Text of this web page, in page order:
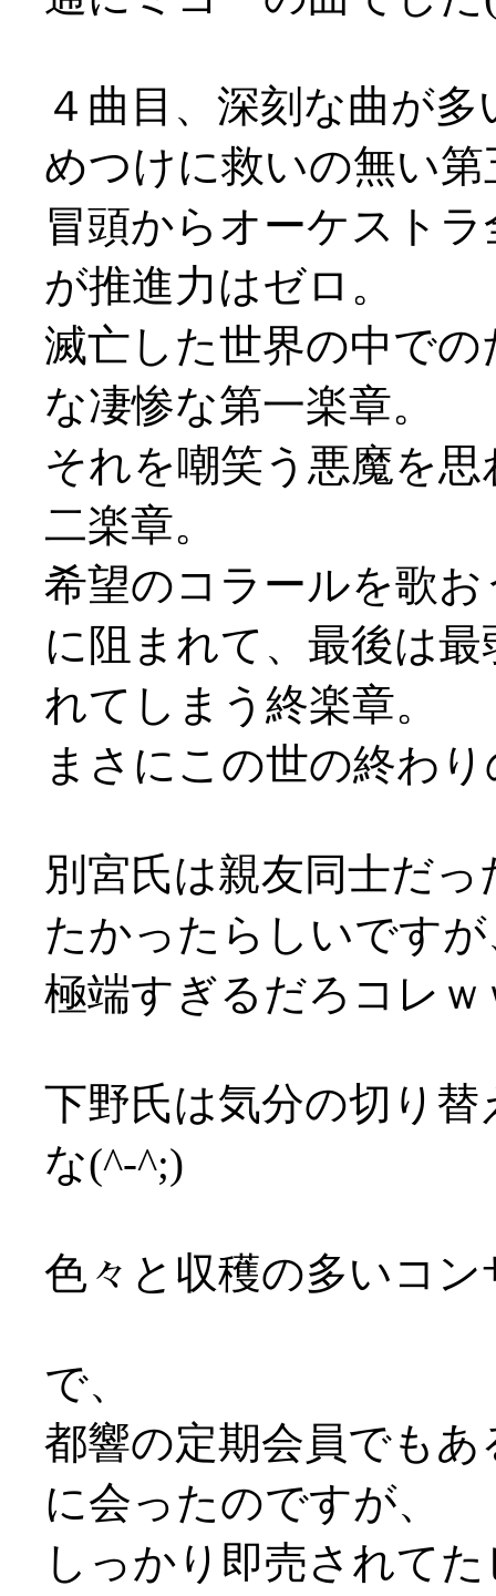
４曲目、深刻な曲が
めつけに救いの無い第
冒頭からオーケスト
が推進力はゼロ。
滅亡した世界の中で
な凄惨な第一楽章。
それを嘲笑う悪魔を
二楽章。
希望のコラールを歌
に阻まれて、最後は
れてしまう終楽章。
まさにこの世の終わ
別宮氏は親友同士だ
たかったらしいですが
極端すぎるだろコレｗ
下野氏は気分の切り
な(^-^;)
色々と収穫の多いコ
で、
都響の定期会員でも
に会ったのですが、
しっかり即売されて